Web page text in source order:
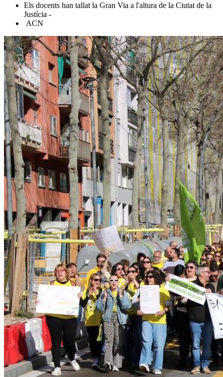
Els docents han tallat la Gran Via a l'altura de la Ciutat de la
Justícia -
ACN